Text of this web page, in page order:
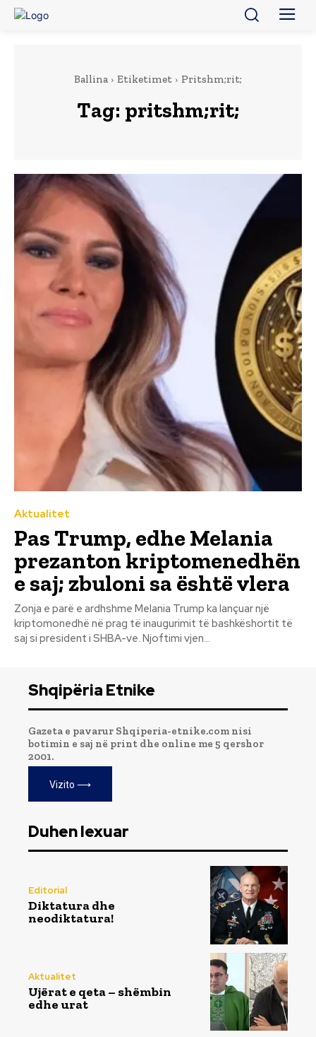
Ballina Etiketimet Pritshm;rit;
Tag: pritshm;rit;
Aktualitet
Pas Trump, edhe Melania
prezanton kriptomenedhën
e saj; zbuloni sa është vlera
Zonja e parë e ardhshme Melania Trump ka lançuar një
kriptomonedhë në prag të inaugurimit të bashkëshortit të
saj si president i SHBA-ve. Njoftimi vjen...
Shqipëria Etnike
Gazeta e pavarur Shqiperia-etnike.com nisi
botimin e saj në print dhe online me 5 qershor
2001.
Vizito ⟶
Duhen lexuar
Editorial
Diktatura dhe
neodiktatura!
Aktualitet
Ujërat e qeta – shëmbin
edhe urat